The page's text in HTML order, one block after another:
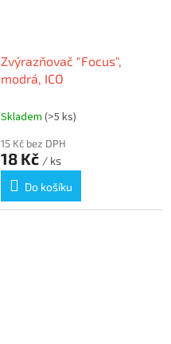
Zvýrazňovač "Focus",
modrá, ICO
Skladem (>5 ks)
15 Kč bez DPH
18 Kč / ks
Do košíku